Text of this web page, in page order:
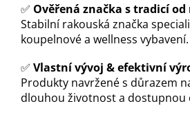
✅ Ověřená značka s tradicí od
Stabilní rakouská značka
koupelnové a wellness vybavení.
✅ Vlastní vývoj & efektivní
Produkty navržené s důrazem
dlouhou životnost a dostupnou